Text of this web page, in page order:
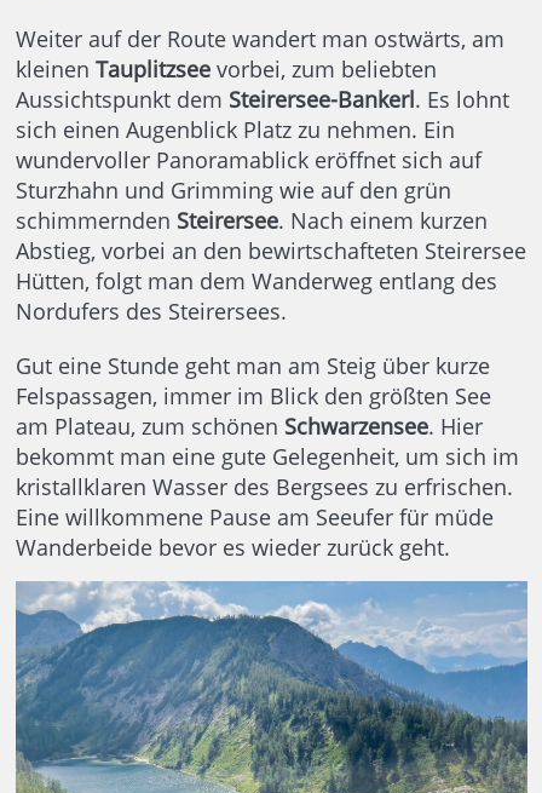
Weiter auf der Route wandert man ostwärts, am
kleinen Tauplitzseevorbei, zum beliebten
Aussichtspunkt dem Steirersee-Bankerl. Es lohnt
sich einen Augenblick Platz zu nehmen. Ein
wundervoller Panoramablick eröffnet sich auf
Sturzhahn und Grimming wie auf den grün
schimmernden Steirersee. Nach einem kurzen
Abstieg, vorbei an den bewirtschafteten Steirersee
Hütten, folgt man dem Wanderweg entlang des
Nordufers des Steirersees.
Gut eine Stunde geht man am Steig über kurze
Felspassagen, immer im Blick den größten See
am Plateau, zum schönen Schwarzensee. Hier
bekommt man eine gute Gelegenheit, um sich im
kristallklaren Wasser des Bergsees zu erfrischen.
Eine willkommene Pause am Seeufer für müde
Wanderbeide bevor es wieder zurück geht.